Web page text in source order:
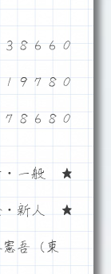
８６６０
９７８０
８６８０
・一般 ★
・新人 ★
吾（東